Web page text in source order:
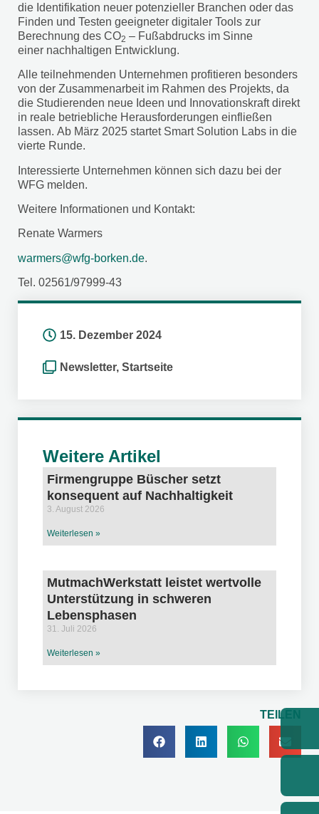
die Identifikation neuer potenzieller Branchen oder das
Finden und Testen geeigneter digitaler Tools zur
Berechnung des CO2 – Fußabdrucks im Sinne
einer nachhaltigen Entwicklung.
Alle teilnehmenden Unternehmen profitieren besonders
von der Zusammenarbeit im Rahmen des Projekts, da
die Studierenden neue Ideen und Innovationskraft direkt
in reale betriebliche Herausforderungen einfließen
lassen. Ab März 2025 startet Smart Solution Labs in die
vierte Runde.
Interessierte Unternehmen können sich dazu bei der
WFG melden.
Weitere Informationen und Kontakt:
Renate Warmers
warmers@wfg-borken.de.
Tel. 02561/97999-43
15. Dezember 2024
Newsletter, Startseite
Weitere Artikel
Firmengruppe Büscher setzt
konsequent auf Nachhaltigkeit
3. August 2026
Weiterlesen »
MutmachWerkstatt leistet wertvolle
Unterstützung in schweren
Lebensphasen
31. Juli 2026
Weiterlesen »
TEILEN